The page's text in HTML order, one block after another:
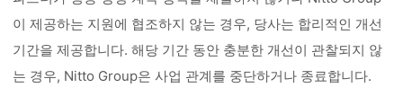
이 제공하는 지원에 협조하지 않는 경우, 당사는 합리적인 개선
기간을 제공합니다. 해당 기간 동안 충분한 개선이 관찰되지 않
는 경우, Nitto Group은 사업 관계를 중단하거나 종료합니다.